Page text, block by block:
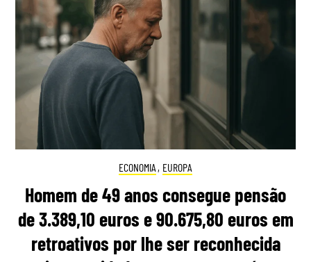
ECONOMIA , EUROPA
Homem de 49 anos consegue pensão
de 3.389,10 euros e 90.675,80 euros em
retroativos por lhe ser reconhecida